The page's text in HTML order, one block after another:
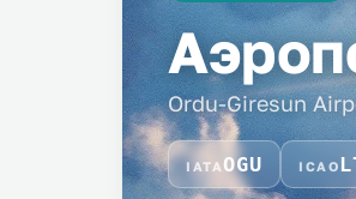
Ordu-Giresun
IATA OGU ICAO